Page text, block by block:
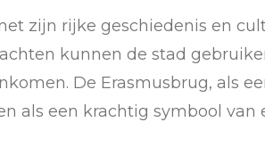
zijn rijke geschiedenis en
kunnen de stad
De Erasmusbrug, als
als een krachtig symbool